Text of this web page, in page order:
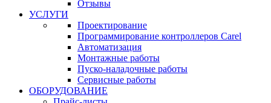
Отзывы
УСЛУГИ
Проектирование
Программирование контроллеров Carel
Автоматизация
Монтажные работы
Пуско-наладочные работы
Сервисные работы
ОБОРУДОВАНИЕ